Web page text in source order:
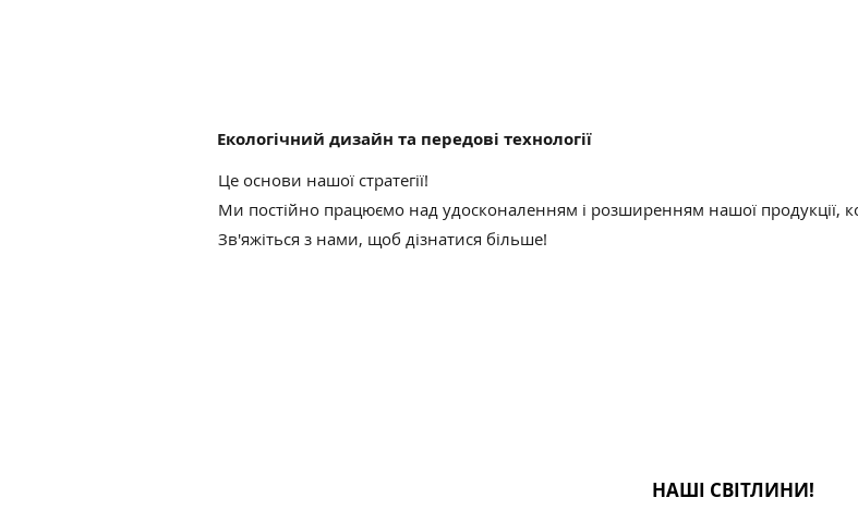
Екологічний дизайн та передові технології
Це основи нашої стратегії!
Ми постійно працюємо над удосконаленням і розширенням нашої продукції,
Зв'яжіться з нами, щоб дізнатися більше!
НАШІ СВІТЛИНИ!